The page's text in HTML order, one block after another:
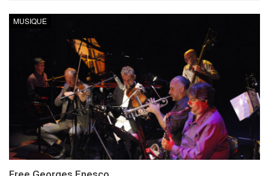
MUSIQUE